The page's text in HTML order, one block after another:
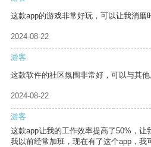
这款app的游戏非常好玩，可以让我消磨
2024-08-22
游客
这款软件的社区氛围非常好，可以与其他
2024-08-22
游客
这款app让我的工作效率提高了50%，让
我以前经常加班，现在有了这个app，我